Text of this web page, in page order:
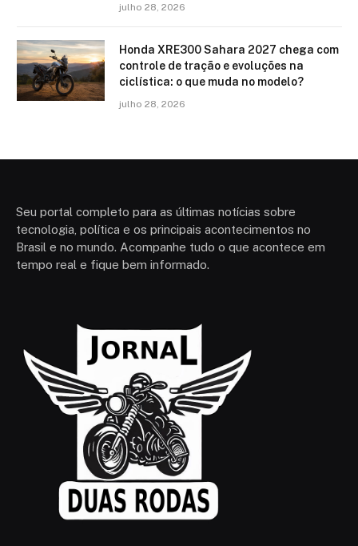
julho 28, 2026
Honda XRE300 Sahara 2027 chega com
controle de tração e evoluções na
ciclística: o que muda no modelo?
julho 28, 2026
Seu portal completo para as últimas notícias sobre
tecnologia, política e os principais acontecimentos no
Brasil e no mundo. Acompanhe tudo o que acontece em
tempo real e fique bem informado.